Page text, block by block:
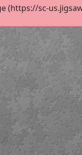
(https://sc-